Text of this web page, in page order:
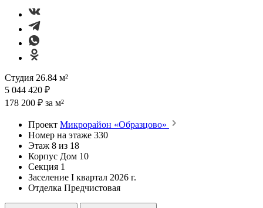
Студия 26.84 м²
5 044 420 ₽
178 200 ₽ за м²
Проект Микрорайон «Образцово»
Номер на этаже 330
Этаж 8 из 18
Корпус Дом 10
Секция 1
Заселение I квартал 2026 г.
Отделка Предчистовая